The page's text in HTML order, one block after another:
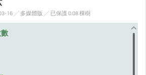
16 ╱ 多媒體版 ╱ 已保護 0.08 棵樹